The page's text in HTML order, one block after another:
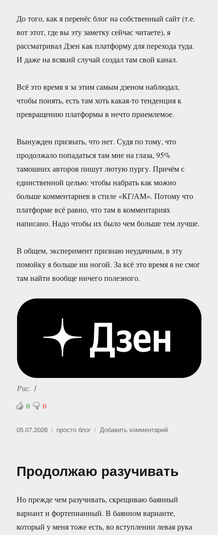
году
До того, как я перенёс блог на собственный сайт (т.е.
вот этот, где вы эту заметку сейчас читаете), я
рассматривал Дзен как платформу для перехода туда.
И даже на всякий случай создал там свой канал.
Всё это время я за этим самым дзеном наблюдал,
чтобы понять, есть там хоть какая-то тенденция к
превращению платформы в нечто приемлемое.
Вынужден признать, что нет. Судя по тому, что
продолжало попадаться там мне на глаза, 95%
тамошних авторов пишут лютую пургу. Причём с
единственной целью: чтобы набрать как можно
больше комментариев в стиле «КГ/АМ». Потому что
платформе всё равно, что там в комментариях
написано. Надо чтобы их было чем больше тем лучше.
В общем, эксперимент признаю неудачным, в эту
помойку я больше ни ногой. За всё это время я не смог
там найти вообще ничего полезного.
Рис. 1
0 0
Опубликовано
05.07.2026 Рубрики
просто блог Добавить комментарийк
Продолжаю разучивать
Но прежде чем разучивать, скрещиваю баянный
вариант и фортепианный. В баянном варианте,
который у меня тоже есть, во вступлении левая рука